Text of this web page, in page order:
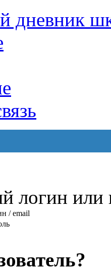
дневник
логин или
/ email